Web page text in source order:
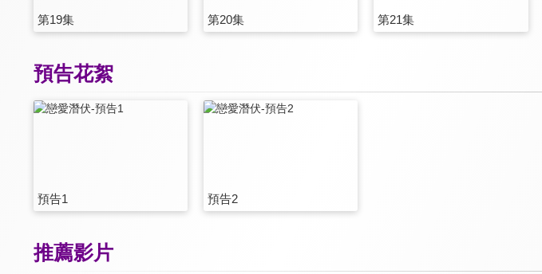
第19集 第20集 第21集
預告花絮
預告1 預告2
推薦影片